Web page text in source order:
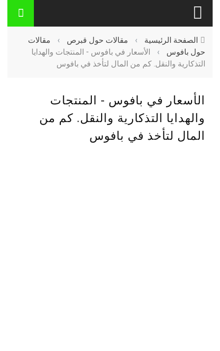
الصفحة الرئيسية › مقالات حول قبرص ›
مقالات
حول بافوس
›
الأسعار في بافوس - المنتجات والهدايا
التذكارية والنقل. كم من المال لتأخذ في بافوس
الأسعار في بافوس - المنتجات
والهدايا التذكارية والنقل. كم من
المال لتأخذ في بافوس